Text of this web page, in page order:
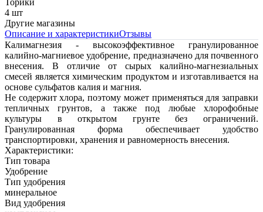
Торики
4 шт
Другие магазины
Описание и характеристикиОтзывы
Калимагнезия - высокоэффективное гранулированное
калийно-магниевое удобрение, предназначено для почвенного
внесения. В отличие от сырых калийно-магнезиальных
смесей является химическим продуктом и изготавливается на
основе сульфатов калия и магния.
Не содержит хлора, поэтому может применяться для заправки
тепличных грунтов, а также под любые хлорофобные
культуры в открытом грунте без ограничений.
Гранулированная форма обеспечивает удобство
транспортировки, хранения и равномерность внесения.
Характеристики:
Тип товара
Удобрение
Тип удобрения
минеральное
Вид удобрения